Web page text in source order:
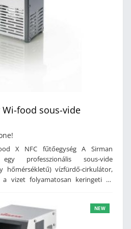
food sous-vide
NFC fűtőegység A Sirman
professzionális sous-vide
hőmérsékletű) vízfürdő-cirkulátor,
vizet folyamatosan keringeti és
szaftosabbak maradnak, és az
lesz – ami különösen fontos
NEW